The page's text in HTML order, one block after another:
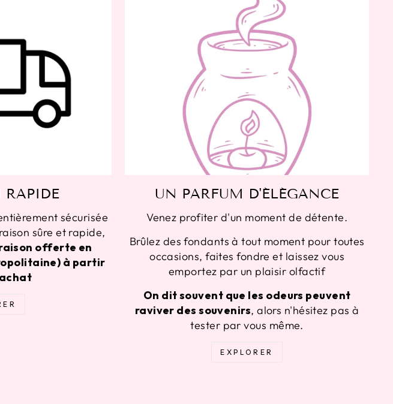
sécurisée
sûre et rapide,
offerte en
à partir
UN PARFUM D'ÉLÉGANCE
Venez profiter d'un moment de détente.
Brûlez des fondants à tout moment pour toutes
occasions, faites fondre et laissez vous
emportez par un plaisir olfactif
On dit souvent que les odeurs peuvent
raviver des souvenirs, alors n'hésitez pas à
tester par vous même.
EXPLORER